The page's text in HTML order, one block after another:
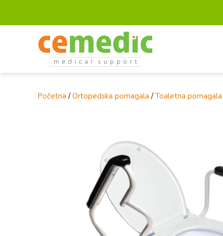
Početna /Ortopedska pomagala /Toaletna pomagala